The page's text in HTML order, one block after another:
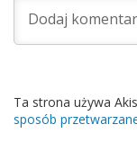
Ta strona używa
sposób